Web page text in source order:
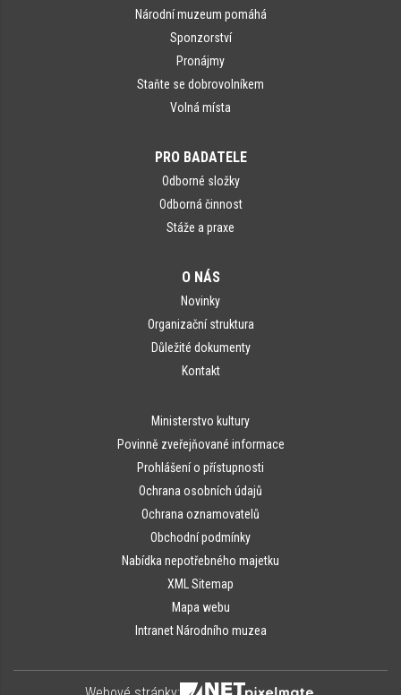
Národní muzeum pomáhá
Sponzorství
Pronájmy
Staňte se dobrovolníkem
Volná místa
PRO BADATELE
Odborné složky
Odborná činnost
Stáže a praxe
O NÁS
Novinky
Organizační struktura
Důležité dokumenty
Kontakt
Ministerstvo kultury
Povinně zveřejňované informace
Prohlášení o přístupnosti
Ochrana osobních údajů
Ochrana oznamovatelů
Obchodní podmínky
Nabídka nepotřebného majetku
XML Sitemap
Mapa webu
Intranet Národního muzea